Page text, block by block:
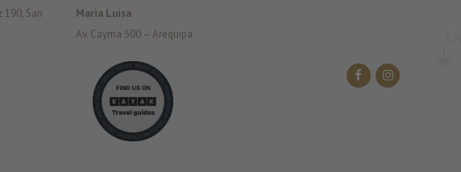
190, San
Maria Luisa
Av. Cayma 500 – Arequipa